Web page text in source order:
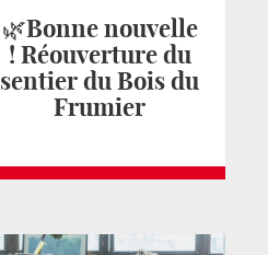
🌿Bonne nouvelle
! Réouverture du
sentier du Bois du
Frumier